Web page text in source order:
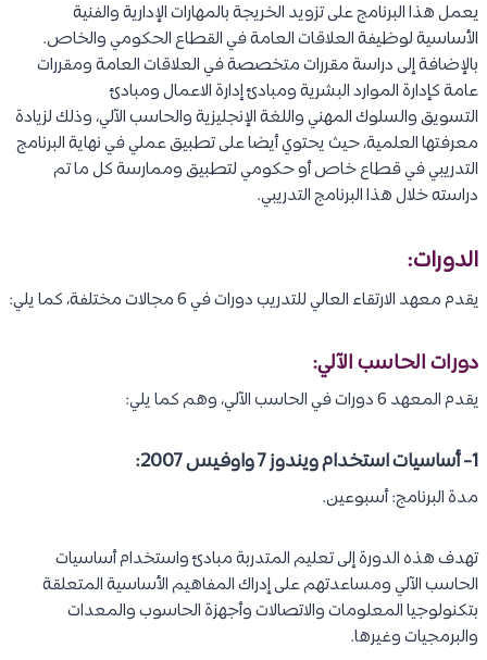
يعمل هذا البرنامج على تزويد الخريجة بالمهارات الإدارية والفنية
الأساسية لوظيفة العلاقات العامة في القطاع الحكومي والخاص.
بالإضافة إلى دراسة مقررات متخصصة في العلاقات العامة ومقررات
عامة كإدارة الموارد البشرية ومبادئ إدارة الاعمال ومبادئ
التسويق والسلوك المهني واللغة الإنجليزية والحاسب الآلي، وذلك لزيادة
معرفتها العلمية، حيث يحتوي أيضا على تطبيق عملي في نهاية البرنامج
التدريبي في قطاع خاص أو حكومي لتطبيق وممارسة كل ما تم
دراسته خلال هذا البرنامج التدريبي.
الدورات:
يقدم معهد الارتقاء العالي للتدريب دورات في 6 مجالات مختلفة، كما يلي:
دورات الحاسب الآلي:
يقدم المعهد 6 دورات في الحاسب الآلي، وهم كما يلي:
1- أساسيات استخدام ويندوز 7 واوفيس 2007:
مدة البرنامج: أسبوعين.
تهدف هذه الدورة إلى تعليم المتدربة مبادئ واستخدام أساسيات
الحاسب الآلي ومساعدتهم على إدراك المفاهيم الأساسية المتعلقة
بتكنولوجيا المعلومات والاتصالات وأجهزة الحاسوب والمعدات
والبرمجيات وغيرها.